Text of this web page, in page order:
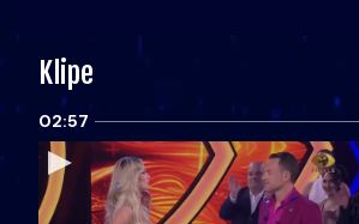
Klipe
02:57